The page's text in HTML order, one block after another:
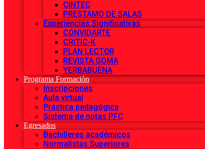
CINTEC
PRESTAMO DE SALAS
Experiencias Significativas
CONVIDARTE
CRITIC-K
PLAN LECTOR
REVISTA GOMA
YERBABUENA
Programa Formación
Inscripciones
Aula virtual
Práctica pedagógica
Sistema de notas PFC
Egresados
Bachilleres académicos
Normalístas Superiores